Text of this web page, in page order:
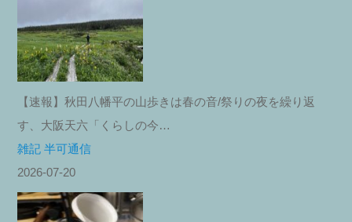
【速報】秋田八幡平の山歩きは春の音/祭りの夜を繰り返
す、大阪天六「くらしの今…
雑記 半可通信
2026-07-20